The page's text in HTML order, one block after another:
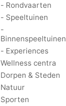
- Rondvaarten
- Speeltuinen
-
Binnenspeeltuinen
- Experiences
Wellness centra
Dorpen & Steden
Natuur
Sporten